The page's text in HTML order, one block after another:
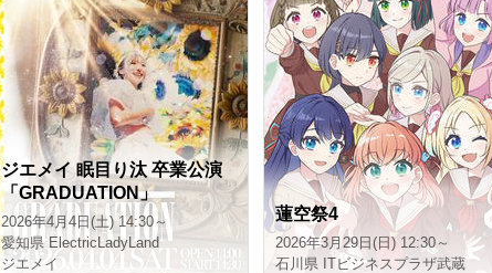
ジエメイ 眠目り汰 卒業公演
「GRADUATION」
2026年4月4日(土) 14:30～
愛知県 ElectricLadyLand
ジエメイ
蓮空祭4
2026年3月29日(日) 12:30～
石川県 ITビジネスプラザ武蔵